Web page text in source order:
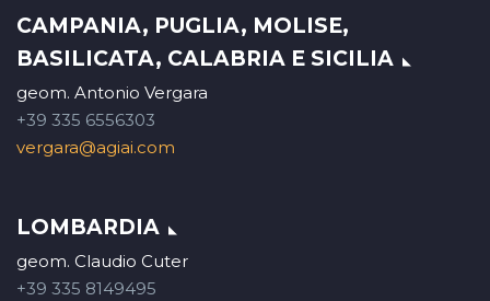
CAMPANIA, PUGLIA, MOLISE,
BASILICATA, CALABRIA E SICILIA
geom. Antonio Vergara
+39 335 6556303
vergara@agiai.com
LOMBARDIA
geom. Claudio Cuter
+39 335 8149495